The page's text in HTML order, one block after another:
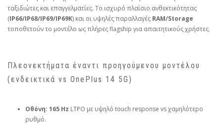
ταξιδιώτες και επαγγελματίες. Το ισχυρό πλαίσιο ανθεκτικότητας
(IP66/IP68/IP69/IP69K) και οι υψηλές παραλλαγές RAM/Storage
τοποθετούν το μοντέλο ως πλήρες flagship για απαιτητικούς χρήστες.
Πλεονεκτήματα έναντι προηγούμενου μοντέλου
(ενδεικτικά vs OnePlus 14 5G)
Οθόνη: 165 Hz LTPO με υψηλό touch response vs χαμηλότερο
ρυθμό.